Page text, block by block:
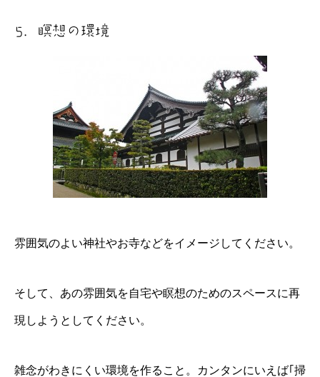
5．瞑想の環境
雰囲気のよい神社やお寺などをイメージしてください。
そして、あの雰囲気を自宅や瞑想のためのスペースに再
現しようとしてください。
雑念がわきにくい環境を作ること。カンタンにいえば｢掃